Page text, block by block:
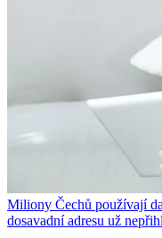
Miliony Čechů používají
dosavadní adresu už